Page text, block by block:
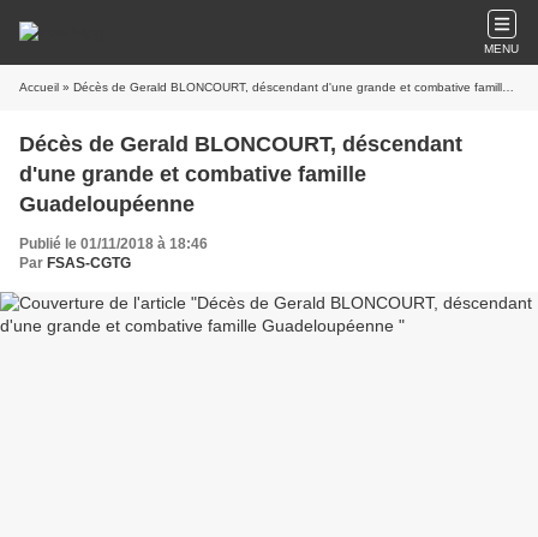
MENU
Accueil » Décès de Gerald BLONCOURT, déscendant d'une grande et combative famille Guadeloupéenne
Décès de Gerald BLONCOURT, déscendant
d'une grande et combative famille
Guadeloupéenne
Publié le 01/11/2018 à 18:46
Par FSAS-CGTG